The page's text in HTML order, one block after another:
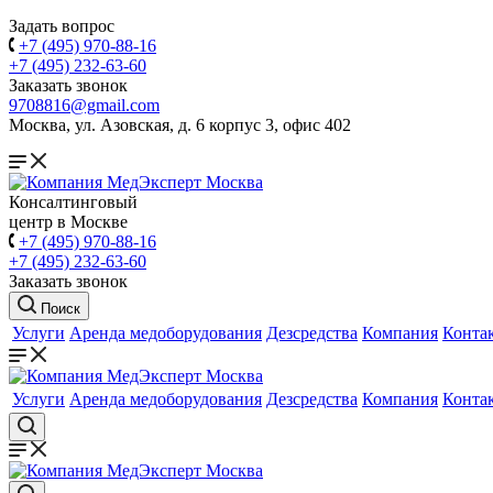
Задать вопрос
+7 (495) 970-88-16
+7 (495) 232-63-60
Заказать звонок
9708816@gmail.com
Москва, ул. Азовская, д. 6 корпус 3, офис 402
Консалтинговый
центр в Москве
+7 (495) 970-88-16
+7 (495) 232-63-60
Заказать звонок
Поиск
Услуги Аренда медоборудования Дезсредства Компания
Услуги Аренда медоборудования Дезсредства Компания